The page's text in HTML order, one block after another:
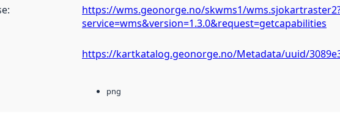
:
https://wms.geonorge.no/skwms1/
service=wms&version=1.3.0&request=getcapabilities
https://kartkatalog.geonorge.no/Metadata/uuid/
png